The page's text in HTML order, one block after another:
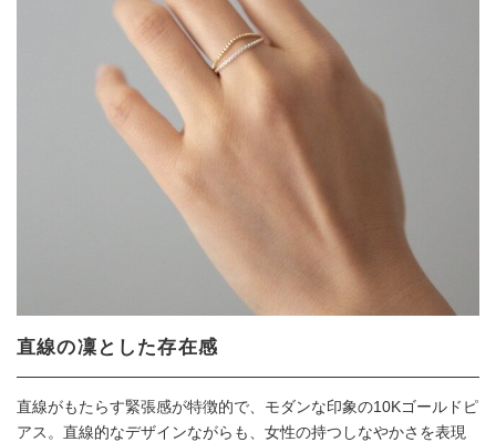
直線の凜とした存在感
直線がもたらす緊張感が特徴的で、モダンな印象の10Kゴールドピ
アス。直線的なデザインながらも、女性の持つしなやかさを表現